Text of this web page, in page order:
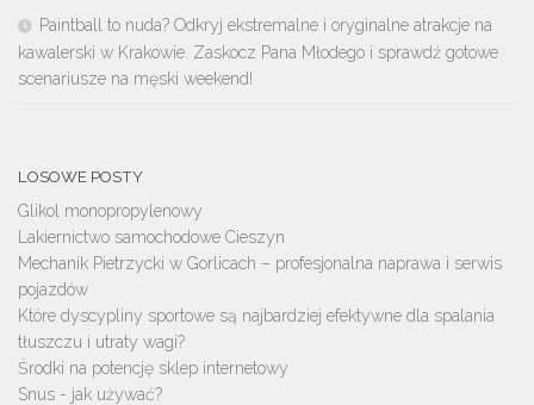
Paintball to nuda? Odkryj ekstremalne i oryginalne atrakcje na
kawalerski w Krakowie. Zaskocz Pana Młodego i sprawdź gotowe
scenariusze na męski weekend!
LOSOWE POSTY
Glikol monopropylenowy
Lakiernictwo samochodowe Cieszyn
Mechanik Pietrzycki w Gorlicach – profesjonalna naprawa i serwis
pojazdów
Które dyscypliny sportowe są najbardziej efektywne dla spalania
tłuszczu i utraty wagi?
Środki na potencję sklep internetowy
Snus - jak używać?